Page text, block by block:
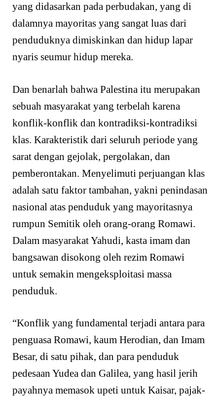
yang didasarkan pada perbudakan, yang di
dalamnya mayoritas yang sangat luas dari
penduduknya dimiskinkan dan hidup lapar
nyaris seumur hidup mereka.
Dan benarlah bahwa Palestina itu merupakan
sebuah masyarakat yang terbelah karena
konflik-konflik dan kontradiksi-kontradiksi
klas. Karakteristik dari seluruh periode yang
sarat dengan gejolak, pergolakan, dan
pemberontakan. Menyelimuti perjuangan klas
adalah satu faktor tambahan, yakni penindasan
nasional atas penduduk yang mayoritasnya
rumpun Semitik oleh orang-orang Romawi.
Dalam masyarakat Yahudi, kasta imam dan
bangsawan disokong oleh rezim Romawi
untuk semakin mengeksploitasi massa
penduduk.
“Konflik yang fundamental terjadi antara para
penguasa Romawi, kaum Herodian, dan Imam
Besar, di satu pihak, dan para penduduk
pedesaan Yudea dan Galilea, yang hasil jerih
payahnya memasok upeti untuk Kaisar, pajak-